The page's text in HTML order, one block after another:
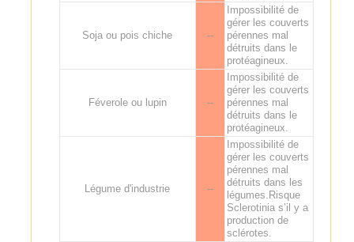
Soja ou pois chiche --
Impossibilité de
gérer les couverts
pérennes mal
détruits dans le
protéagineux.
Féverole ou lupin --
Impossibilité de
gérer les couverts
pérennes mal
détruits dans le
protéagineux.
Légume d'industrie --
Impossibilité de
gérer les couverts
pérennes mal
détruits dans les
légumes.Risque
Sclerotinia s’il y a
production de
sclérotes.